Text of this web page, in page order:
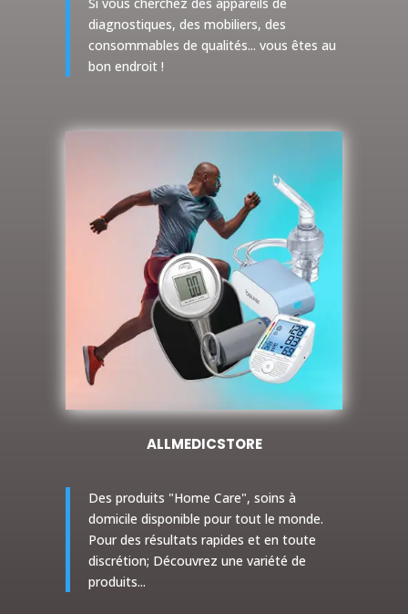
diagnostiques, des mobiliers, des
consommables de qualités... vous êtes au
bon endroit !
ALLMEDICSTORE
Des produits "Home Care", soins à
domicile disponible pour tout le monde.
Pour des résultats rapides et en toute
discrétion; Découvrez une variété de
produits...